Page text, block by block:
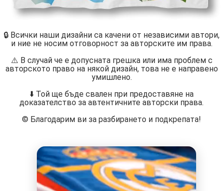
🔒 Всички наши дизайни са качени от независими автори,
и ние не носим отговорност за авторските им права.
⚠️ В случай че е допусната грешка или има проблем с
авторското право на някой дизайн, това не е направено
умишлено.
⬇️ Той ще бъде свален при предоставяне на
доказателство за автентичните авторски права.
©️ Благодарим ви за разбирането и подкрепата!